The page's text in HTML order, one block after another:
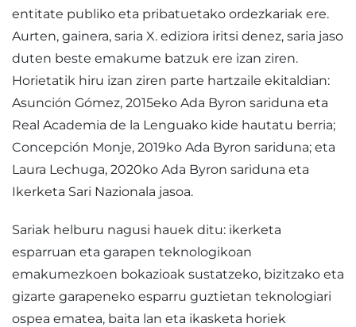
entitate publiko eta pribatuetako ordezkariak ere.
Aurten, gainera, saria X. ediziora iritsi denez, saria jaso
duten beste emakume batzuk ere izan ziren.
Horietatik hiru izan ziren parte hartzaile ekitaldian:
Asunción Gómez, 2015eko Ada Byron sariduna eta
Real Academia de la Lenguako kide hautatu berria;
Concepción Monje, 2019ko Ada Byron sariduna; eta
Laura Lechuga, 2020ko Ada Byron sariduna eta
Ikerketa Sari Nazionala jasoa.
Sariak helburu nagusi hauek ditu: ikerketa
esparruan eta garapen teknologikoan
emakumezkoen bokazioak sustatzeko, bizitzako eta
gizarte garapeneko esparru guztietan teknologiari
ospea ematea, baita lan eta ikasketa horiek